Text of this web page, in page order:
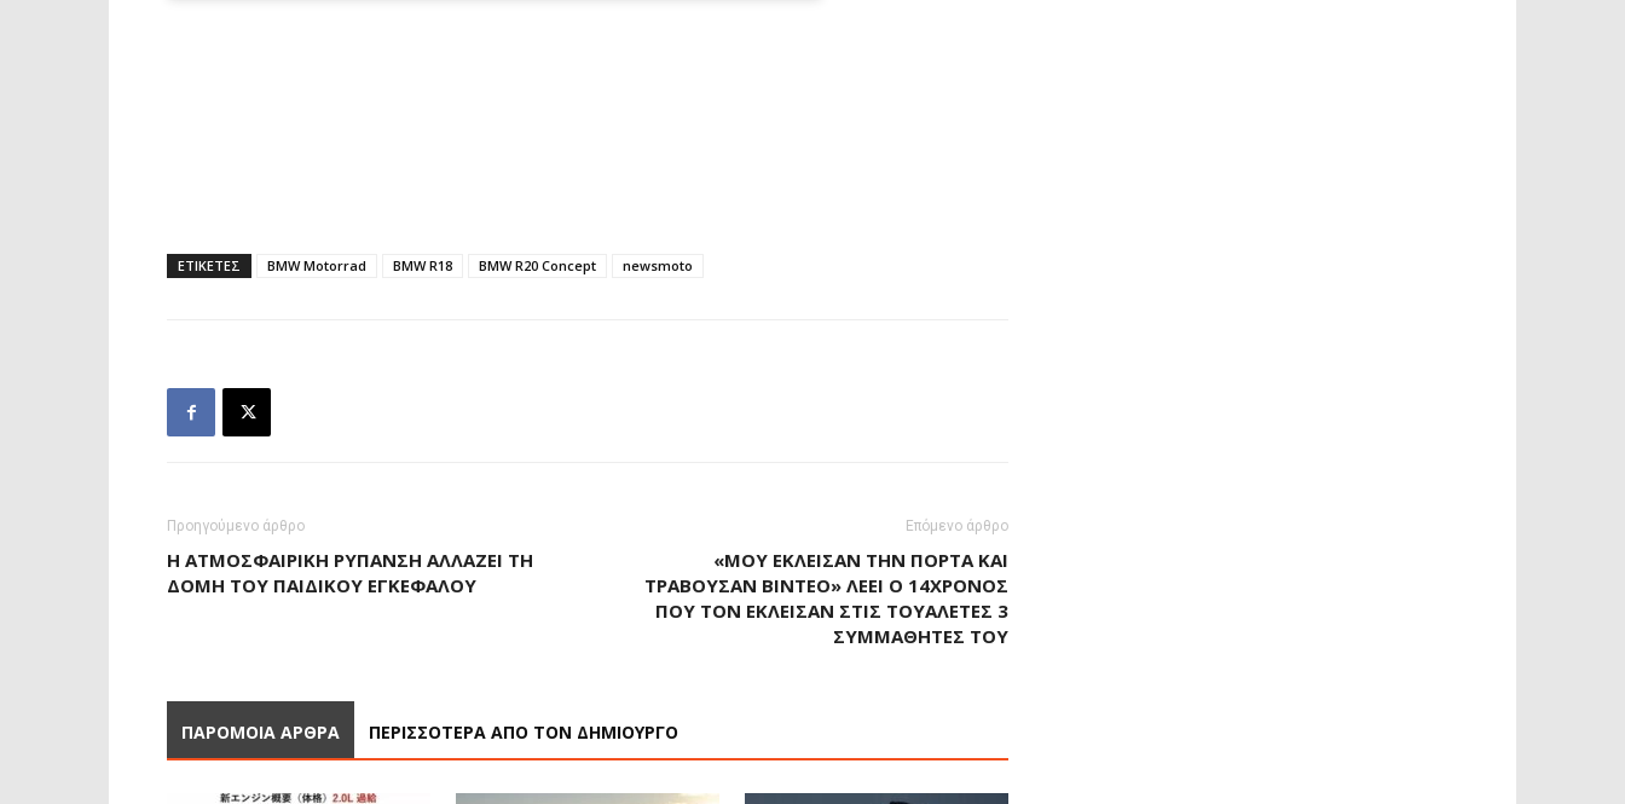
ΕΤΙΚΕΤΕΣ BMW Motorrad BMW R18 BMW R20 Concept newsmoto
Προηγούμενο άρθρο
Η ΑΤΜΟΣΦΑΙΡΙΚΉ ΡΎΠΑΝΣΗ ΑΛΛΆΖΕΙ ΤΗ
ΔΟΜΉ ΤΟΥ ΠΑΙΔΙΚΟΎ ΕΓΚΕΦΆΛΟΥ
Επόμενο άρθρο
«ΜΟΥ ΈΚΛΕΙΣΑΝ ΤΗΝ ΠΌΡΤΑ ΚΑΙ
ΤΡΑΒΟΎΣΑΝ ΒΊΝΤΕΟ» ΛΈΕΙ Ο 14ΧΡΟΝΟΣ
ΠΟΥ ΤΟΝ ΈΚΛΕΙΣΑΝ ΣΤΙΣ ΤΟΥΑΛΈΤΕΣ 3
ΣΥΜΜΑΘΗΤΈΣ ΤΟΥ
ΠΑΡΟΜΟΙΑ ΑΡΘΡΑ ΠΕΡΙΣΣΟΤΕΡΑ ΑΠΟ ΤΟΝ ΔΗΜΙΟΥΡΓΟ